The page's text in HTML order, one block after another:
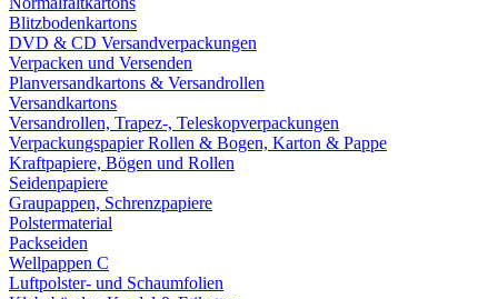
Blitzbodenkartons
DVD & CD Versandverpackungen
Verpacken und Versenden
Planversandkartons & Versandrollen
Versandkartons
Versandrollen, Trapez-, Teleskopverpackungen
Verpackungspapier Rollen & Bogen, Karton & Pappe
Kraftpapiere, Bögen und Rollen
Seidenpapiere
Graupappen, Schrenzpapiere
Polstermaterial
Packseiden
Wellpappen C
Luftpolster- und Schaumfolien